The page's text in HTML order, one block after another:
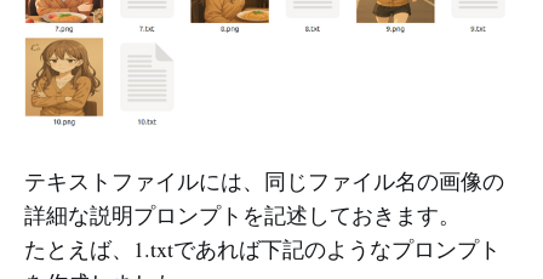
テキストファイルには、同じファイル名の画像の
詳細な説明プロンプトを記述しておきます。
たとえば、1.txtであれば下記のようなプロンプト